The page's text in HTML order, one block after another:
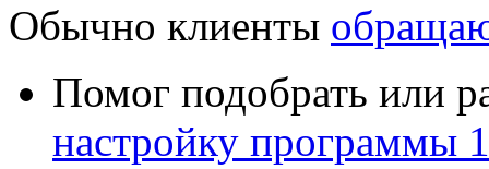
Обычно клиенты
Помог подобрать или
настройку программы